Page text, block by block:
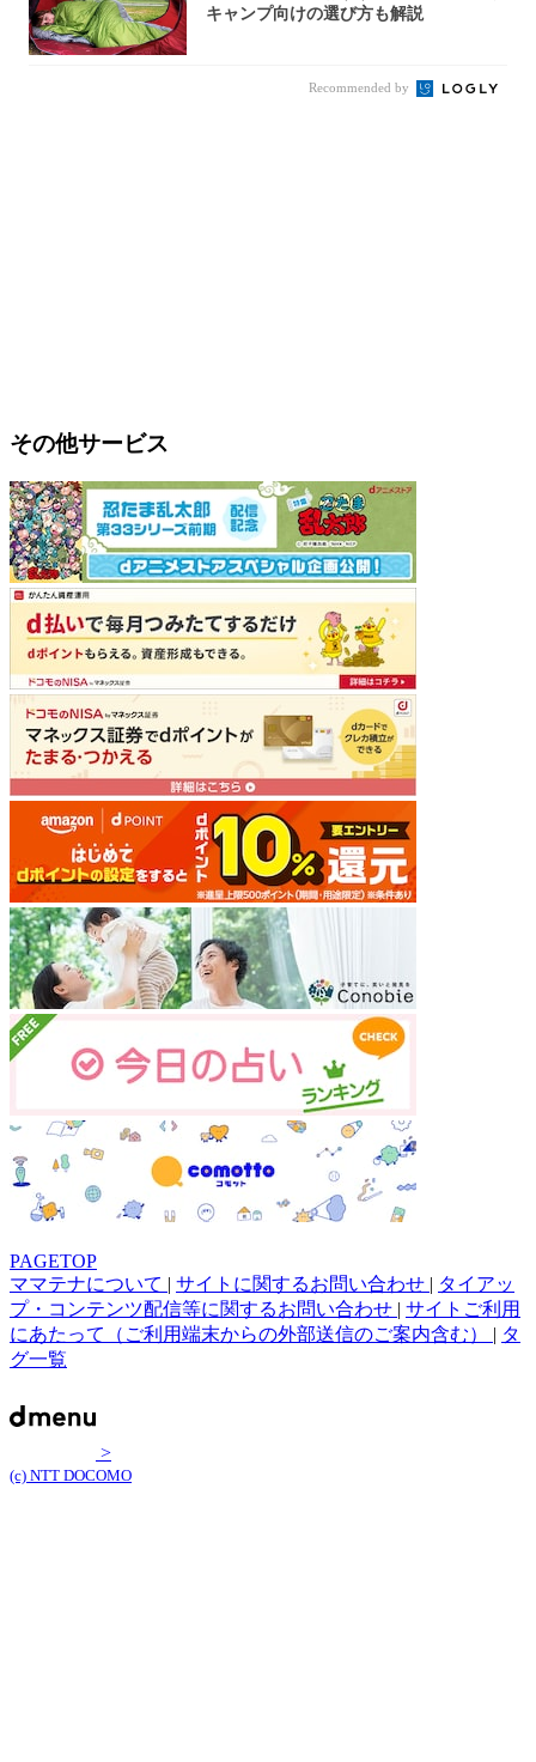
キャンプ向けの選び方も解説
Recommended by
その他サービス
PAGETOP
ママテナについて
サイトに関するお問い合わせ
タイアッ
プ・コンテンツ配信等に関するお問い合わせ
サイトご利用
にあたって（ご利用端末からの外部送信のご案内含む）
タ
グ一覧
>
(c) NTT DOCOMO